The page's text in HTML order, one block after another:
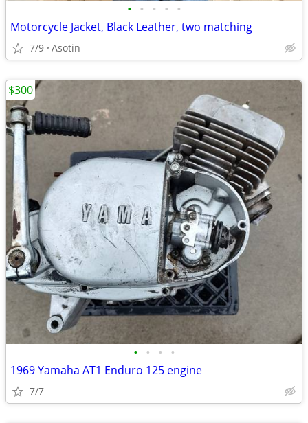
• • • • •
Motorcycle Jacket, Black Leather, two matching
7/9 Asotin
• • • •
1969 Yamaha AT1 Enduro 125 engine
7/7
$300